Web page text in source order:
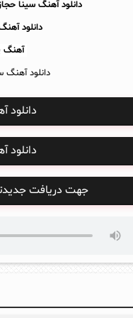
دانلود آهنگ سینا
دانلود
آهنگ
دانلود آهنگ
دانلود
دانلود
جهت دریافت